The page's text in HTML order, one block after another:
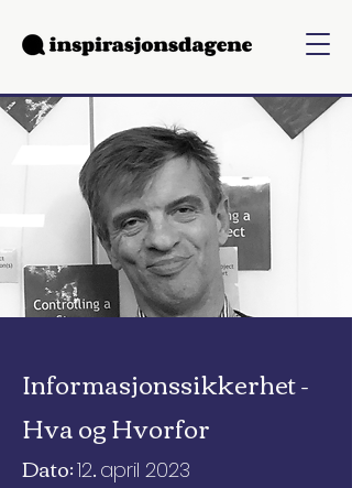
Informasjonssikkerhet -
Hva og Hvorfor
Dato:12. april 2023